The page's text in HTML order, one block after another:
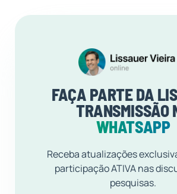
FAÇA PARTE DA
TRANSMISSÃO
WHATSAPP
Receba atualizações
participação ATIVA nas
pesquisas.